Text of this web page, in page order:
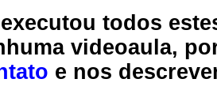
todos
videoaula,
e nos